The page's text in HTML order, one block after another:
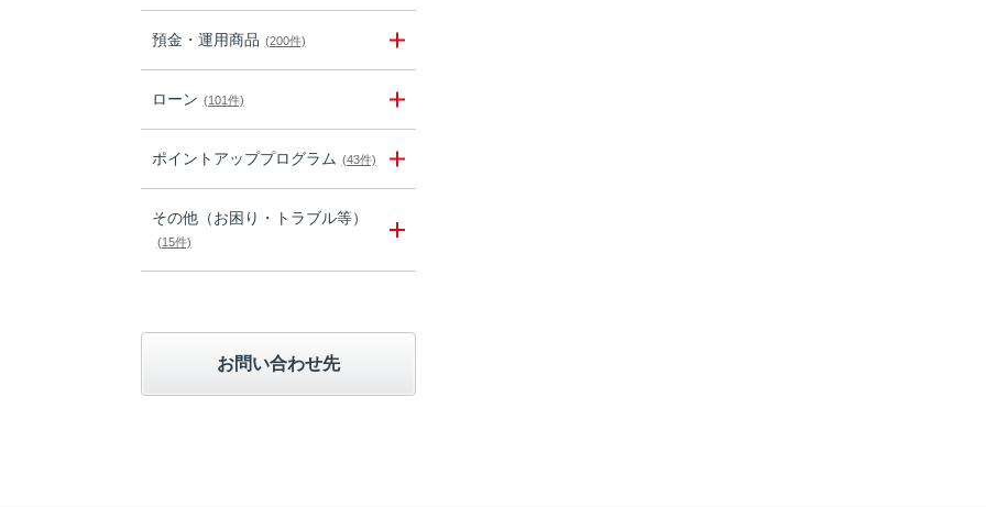
預金・運用商品 (200件)
ローン (101件)
ポイントアッププログラム (43件)
その他（お困り・トラブル等）
(15件)
お問い合わせ先